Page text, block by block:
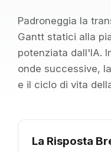
Padroneggia la
Gantt statici alla
potenziata dall'IA.
onde successive,
e il ciclo di vita
La Risposta